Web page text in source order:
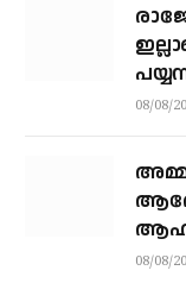
08/08/
08/08/